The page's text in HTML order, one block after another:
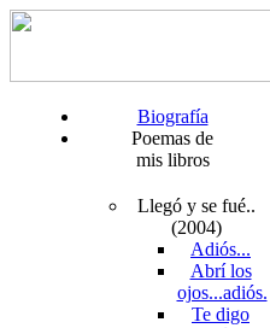
Biografía
Poemas de
mis libros
Llegó y se fué..
(2004)
Adiós...
Abrí los
ojos...adiós.
Te digo